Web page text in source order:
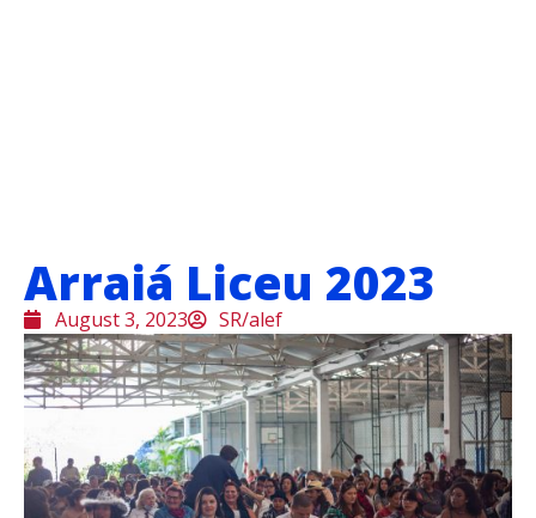
Arraiá Liceu 2023
August 3, 2023 SR/alef